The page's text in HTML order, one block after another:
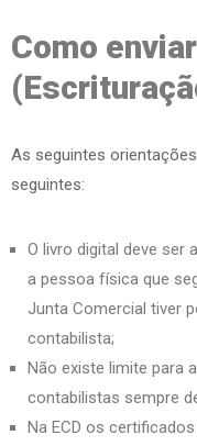
Como
As seguintes
seguintes:
O livro digital deve ser
a pessoa física que
Junta Comercial tiver
contabilista;
Não existe limite para
contabilistas sempre
Na ECD os